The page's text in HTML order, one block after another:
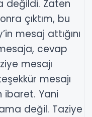
değildi. Zaten
çıktım, bu
mesaj attığını
cevap
mesajı
mesajı
ibaret. Yani
değil. Taziye